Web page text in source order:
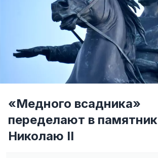
«Медного всадника»
переделают в памятник
Николаю II